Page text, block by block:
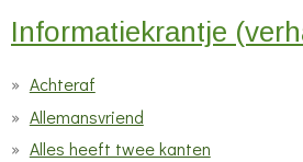
Informatiekrantje
Achteraf
Allemansvriend
Alles heeft twee kanten